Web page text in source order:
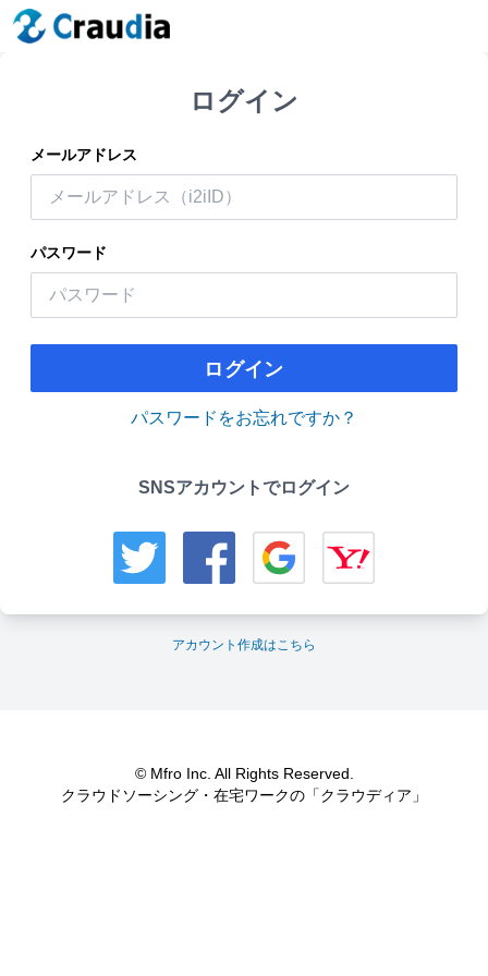
ログイン
メールアドレス
パスワード
ログイン
パスワードをお忘れですか？
SNSアカウントでログイン
アカウント作成はこちら
© Mfro Inc. All Rights Reserved.
クラウドソーシング・在宅ワークの「クラウディア」